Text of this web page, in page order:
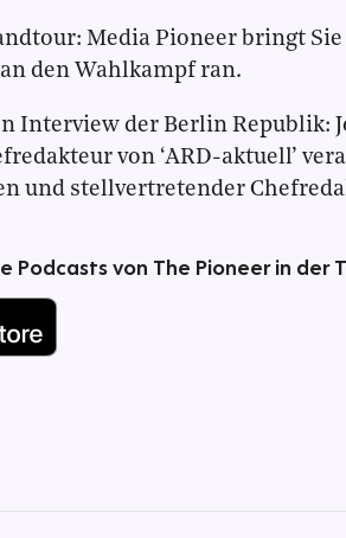
Media Pioneer bringt
den Wahlkampf ran.
Interview der Berlin Republik:
von ‘ARD-aktuell’
und stellvertretender
Podcasts von The Pioneer in der